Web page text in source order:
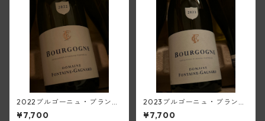
2022ブルゴーニュ・ブラン
(フォンテーヌ・ガニャール)
¥7,700
2023ブルゴーニュ・ブラン
(フォンテーヌ・ガニャール)
¥7,700